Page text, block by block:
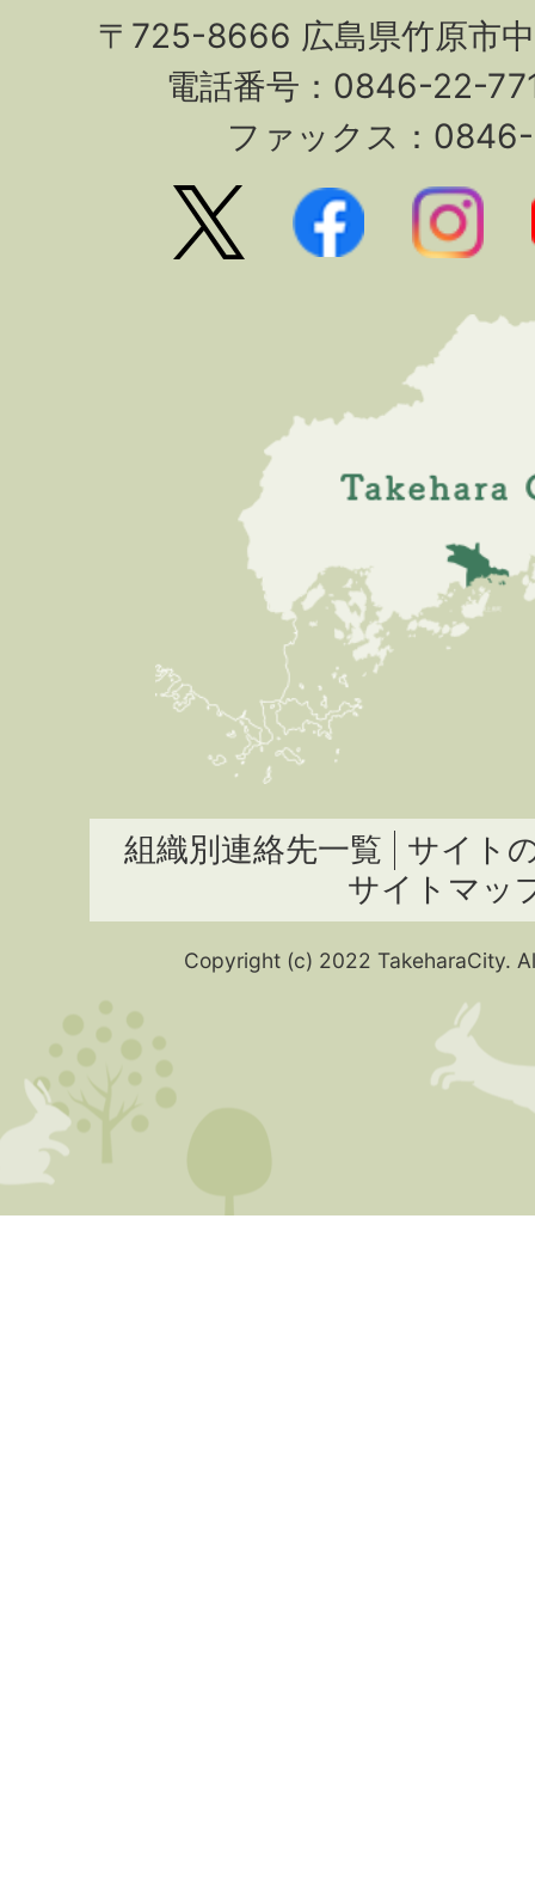
〒725-8666 広島県竹原市
電話番号：0846-22-
ファックス：
組織別連絡先一覧
サイト
サイトマッ
Copyright (c) 2022 TakeharaCity.